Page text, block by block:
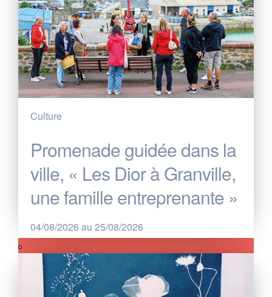
Culture
Promenade guidée dans la
ville, « Les Dior à Granville,
une famille entreprenante »
04/08/2026 au 25/08/2026